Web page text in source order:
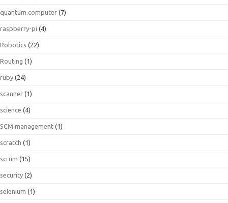
quantum.computer (7)
raspberry-pi (4)
Robotics (22)
Routing (1)
ruby (24)
scanner (1)
science (4)
SCM management (1)
scratch (1)
scrum (15)
security (2)
selenium (1)